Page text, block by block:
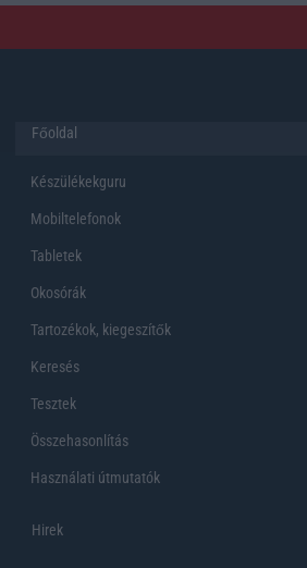
Főoldal
Készülékekguru
Mobiltelefonok
Tabletek
Okosórák
Tartozékok, kiegeszítők
Keresés
Tesztek
Összehasonlítás
Használati útmutatók
Hirek